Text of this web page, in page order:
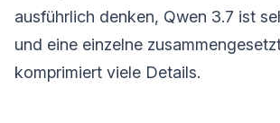
ausführlich denken, Qwen 3.7 ist
und eine einzelne
komprimiert viele Details.